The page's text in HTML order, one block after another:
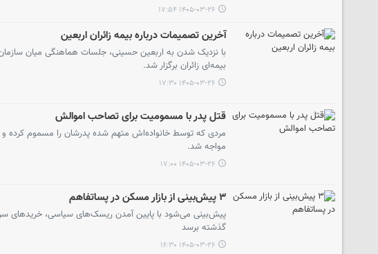
۱۴۰۵-۰۳-۲۶ ۱۷:۵۴
آخرین تصمیمات درباره بیمه زائران اربعین
با نزدیک شدن به اربعین حسینی، جلسات هماهنگی میان
بیمه‌ای زائران برگزار شد.
۱۴۰۵-۰۳-۲۶ ۱۷:۳۰
قتل پدر با مسمومیت برای تصاحب اموالش
مردی که توسط خانواده‌اش متهم شده پدرشان را مسموم کرده
مواجه شد.
۱۴۰۵-۰۳-۲۶ ۱۷:۰۰
۳ پیش‌بینی از بازار مسکن در پساتفاهم
پیش‌بینی می‌شود با پایین آمدن ریسک‌های سیاسی، خریدهای
گذشته برسد
۱۴۰۵-۰۳-۲۶ ۱۶:۳۰